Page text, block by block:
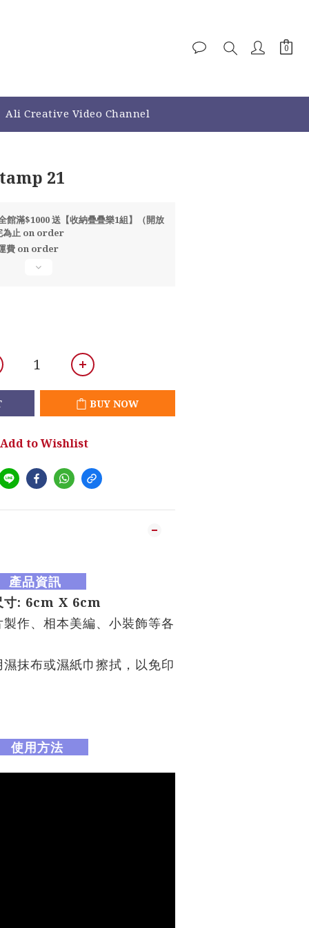
Ali Creative Video Channel
21
館滿$1000 送【收納疊疊樂1組】（開放
為止 on order
費 on order
BUY NOW
Add to Wishlist
品資訊
寸: 6cm X 6cm
作、相本美編、小裝飾等各
抹布或濕紙巾擦拭，以免印
用方法